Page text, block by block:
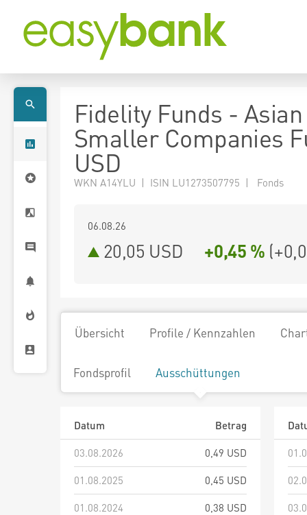
Fidelity Funds - Asian
Smaller Companies
USD
WKN A14YLU | ISIN LU1273507795 | Fonds
06.08.26
20,05 USD +0,45 % (
Übersicht Profile / Kennzahlen
Fondsprofil Ausschüttungen
Datum
Betrag
03.08.2026
0,49 USD
01.08.2025
0,45 USD
01.08.2024
0,38 USD